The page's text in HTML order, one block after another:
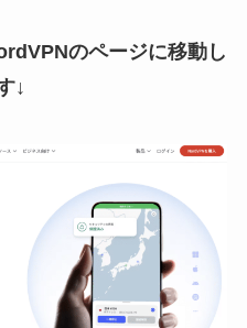
のページに移動し
↓